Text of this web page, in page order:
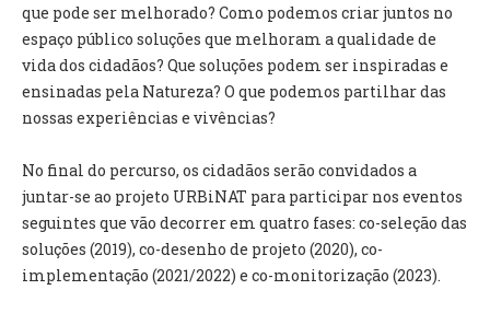
APOIO AOS DESEMPREGADOS
APOIO ÀS EMPRESAS
OFERTAS DE EMPREGO
CONTACTO E HORÁRIO GIP
que pode ser melhorado? Como podemos criar juntos no
espaço público soluções que melhoram a qualidade de
vida dos cidadãos? Que soluções podem ser inspiradas e
ensinadas pela Natureza? O que podemos partilhar das
nossas experiências e vivências?
No final do percurso, os cidadãos serão convidados a
juntar-se ao projeto URBiNAT para participar nos eventos
seguintes que vão decorrer em quatro fases: co-seleção das
soluções (2019), co-desenho de projeto (2020), co-
implementação (2021/2022) e co-monitorização (2023).